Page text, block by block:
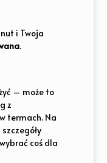
i Twoja
.
– może to
z
termach. Na
coś dla